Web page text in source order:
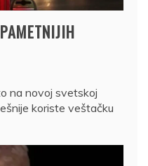
na novoj svetskoj
koriste veštačku